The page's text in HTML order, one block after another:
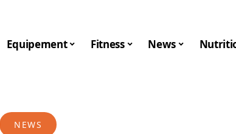
Equipement Fitness News
NEWS